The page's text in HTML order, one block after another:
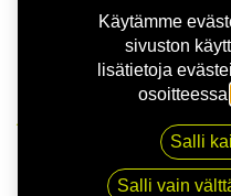
NITRO AERO FF
7.5x20 5/112 ET30
Käytämme
sivuston
lisätietoja
osoitteessa
Salli
Salli vain